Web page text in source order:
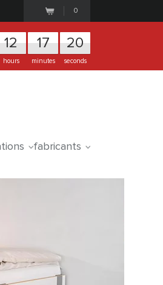
0
12
hours
17
minutes
19
seconds
fabricants